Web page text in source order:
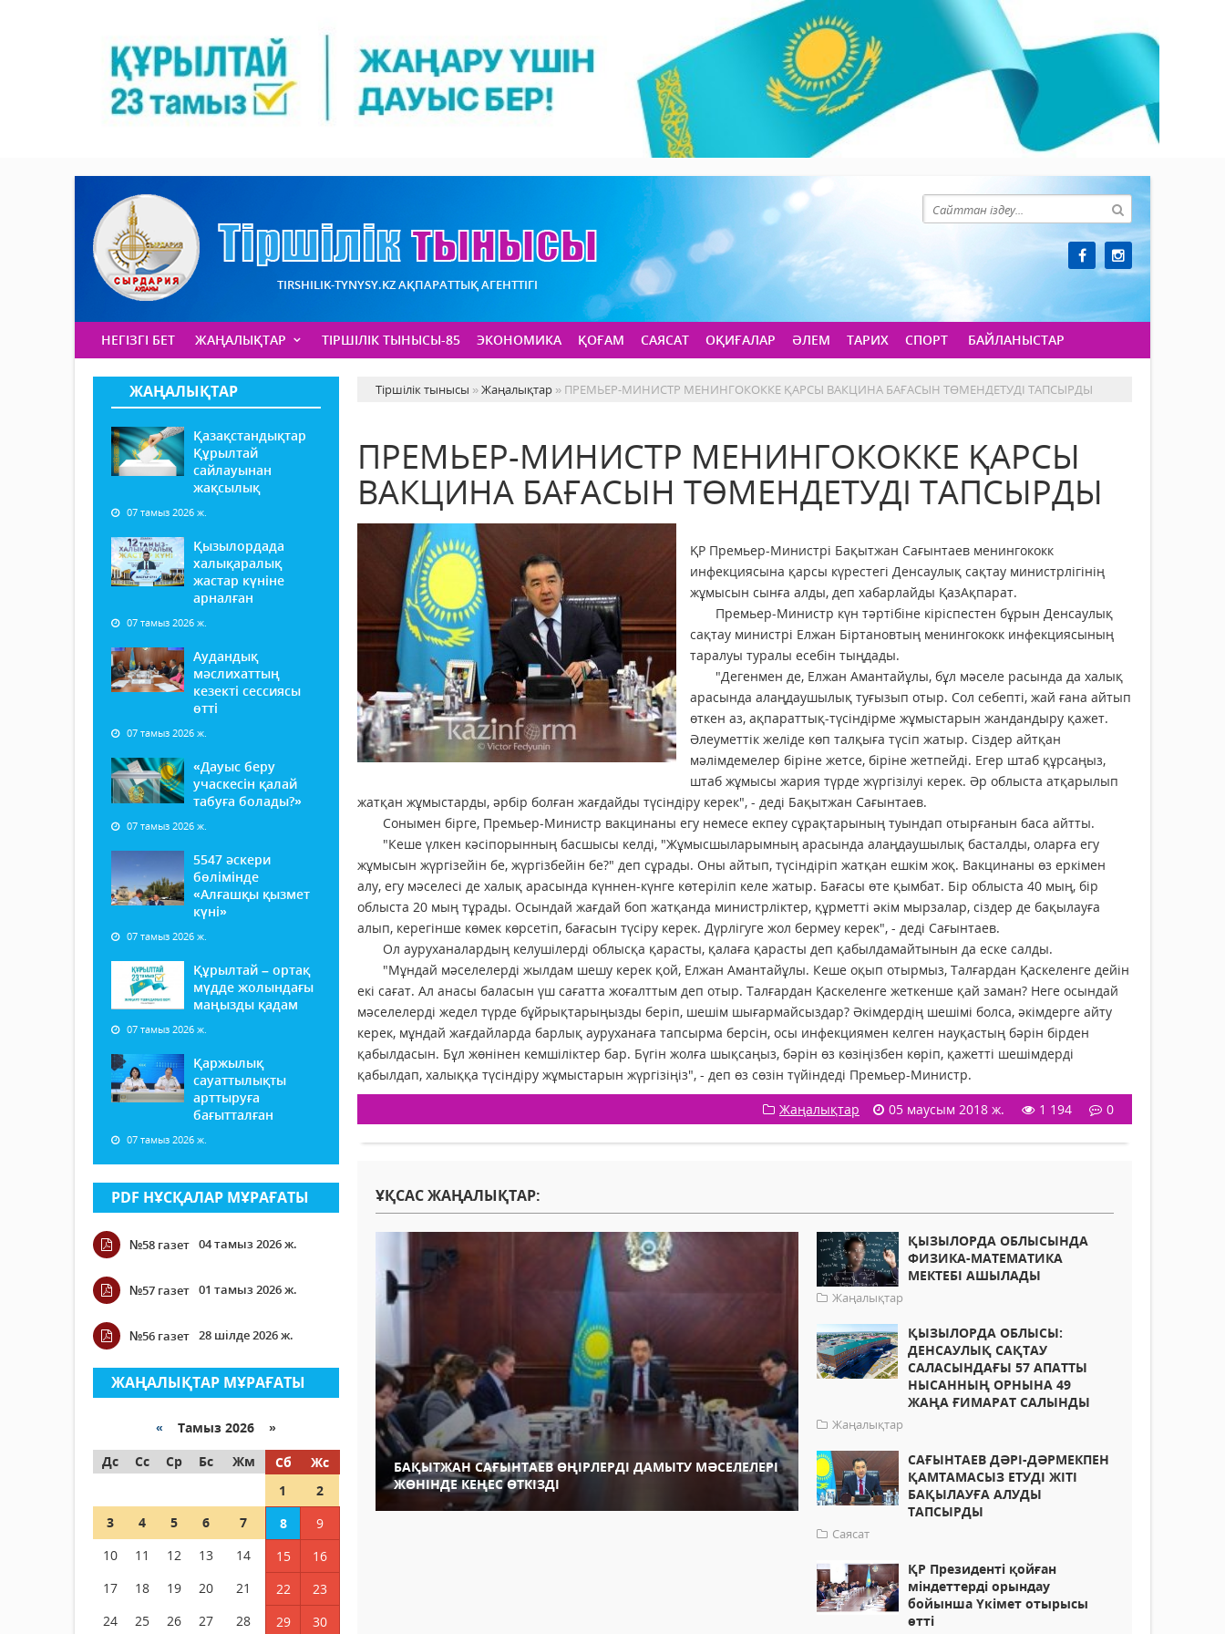
TIRSHILIK-TYNYSY.KZ АҚПАРАТТЫҚ АГЕНТТІГІ
НЕГІЗГІ БЕТ ЖАҢАЛЫҚТАР ТІРШІЛІК ТЫНЫСЫ-85 ЭКОНОМИКА ҚОҒАМ САЯСАТ ОҚИҒАЛАР ӘЛЕМ ТАРИХ СПОРТ БАЙЛАНЫСТАР
ЖАҢАЛЫҚТАР
Қазақстандықтар
Құрылтай
сайлауынан
жақсылық
07 тамыз 2026 ж.
Қызылордада
халықаралық
жастар күніне
арналған
07 тамыз 2026 ж.
Аудандық
мәслихаттың
кезекті сессиясы
өтті
07 тамыз 2026 ж.
«Дауыс беру
учаскесін қалай
табуға болады?»
07 тамыз 2026 ж.
5547 әскери
бөлімінде
«Алғашқы қызмет
күні»
07 тамыз 2026 ж.
Құрылтай – ортақ
мүдде жолындағы
маңызды қадам
07 тамыз 2026 ж.
Қаржылық
сауаттылықты
арттыруға
бағытталған
07 тамыз 2026 ж.
PDF НҰСҚАЛАР МҰРАҒАТЫ
№58 газет 04 тамыз 2026 ж.
№57 газет 01 тамыз 2026 ж.
№56 газет 28 шілде 2026 ж.
ЖАҢАЛЫҚТАР МҰРАҒАТЫ
« Тамыз 2026 »
Дс
Сс Ср Бс Жм Сб
Жс
1
2
3
4 5 6 7 8
9
10
11 12 13 14 15
16
17
18 19 20 21 22
23
24
25 26 27 28 29 30
Тіршілік тынысы »Жаңалықтар » ПРЕМЬЕР-МИНИСТР МЕНИНГОКОККЕ ҚАРСЫ ВАКЦИНА БАҒАСЫН ТӨМЕНДЕТУДІ ТАПСЫРДЫ
ПРЕМЬЕР-МИНИСТР МЕНИНГОКОККЕ ҚАРСЫ
ВАКЦИНА БАҒАСЫН ТӨМЕНДЕТУДІ ТАПСЫРДЫ
ҚР Премьер-Министрі Бақытжан Сағынтаев менингококк
инфекциясына қарсы күрестегі Денсаулық сақтау министрлігінің
жұмысын сынға алды, деп хабарлайды ҚазАқпарат.
Премьер-Министр күн тәртібіне кіріспестен бұрын Денсаулық
сақтау министрі Елжан Біртановтың менингококк инфекциясының
таралуы туралы есебін тыңдады.
"Дегенмен де, Елжан Амантайұлы, бұл мәселе расында да халық
арасында алаңдаушылық туғызып отыр. Сол себепті, жай ғана айтып
өткен аз, ақпараттық-түсіндірме жұмыстарын жандандыру қажет.
Әлеуметтік желіде көп талқыға түсіп жатыр. Сіздер айтқан
мәлімдемелер біріне жетсе, біріне жетпейді. Егер штаб құрсаңыз,
штаб жұмысы жария түрде жүргізілуі керек. Әр облыста атқарылып
жатқан жұмыстарды, әрбір болған жағдайды түсіндіру керек", - деді Бақытжан Сағынтаев.
Сонымен бірге, Премьер-Министр вакцинаны егу немесе екпеу сұрақтарының туындап отырғанын баса айтты.
"Кеше үлкен кәсіпорынның басшысы келді, "Жұмысшыларымның арасында алаңдаушылық басталды, оларға егу
жұмысын жүргізейін бе, жүргізбейін бе?" деп сұрады. Оны айтып, түсіндіріп жатқан ешкім жоқ. Вакцинаны өз еркімен
алу, егу мәселесі де халық арасында күннен-күнге көтеріліп келе жатыр. Бағасы өте қымбат. Бір облыста 40 мың, бір
облыста 20 мың тұрады. Осындай жағдай боп жатқанда министрліктер, құрметті әкім мырзалар, сіздер де бақылауға
алып, керегінше көмек көрсетіп, бағасын түсіру керек. Дүрлігуге жол бермеу керек", - деді Сағынтаев.
Ол ауруханалардың келушілерді облысқа қарасты, қалаға қарасты деп қабылдамайтынын да еске салды.
"Мұндай мәселелерді жылдам шешу керек қой, Елжан Амантайұлы. Кеше оқып отырмыз, Талғардан Қаскеленге дейін
екі сағат. Ал анасы баласын үш сағатта жоғалттым деп отыр. Талғардан Қаскеленге жеткенше қай заман? Неге осындай
мәселелерді жедел түрде бұйрықтарыңызды беріп, шешім шығармайсыздар? Әкімдердің шешімі болса, әкімдерге айту
керек, мұндай жағдайларда барлық ауруханаға тапсырма берсін, осы инфекциямен келген науқастың бәрін бірден
қабылдасын. Бұл жөнінен кемшіліктер бар. Бүгін жолға шықсаңыз, бәрін өз көзіңізбен көріп, қажетті шешімдерді
қабылдап, халыққа түсіндіру жұмыстарын жүргізіңіз", - деп өз сөзін түйіндеді Премьер-Министр.
Жаңалықтар
05 маусым 2018 ж. 1 194 0
ҰҚСАС ЖАҢАЛЫҚТАР:
БАҚЫТЖАН САҒЫНТАЕВ ӨҢІРЛЕРДІ ДАМЫТУ МӘСЕЛЕЛЕРІ
ЖӨНІНДЕ КЕҢЕС ӨТКІЗДІ
ҚЫЗЫЛОРДА ОБЛЫСЫНДА
ФИЗИКА-МАТЕМАТИКА
МЕКТЕБІ АШЫЛАДЫ
Жаңалықтар
ҚЫЗЫЛОРДА ОБЛЫСЫ:
ДЕНСАУЛЫҚ САҚТАУ
САЛАСЫНДАҒЫ 57 АПАТТЫ
НЫСАННЫҢ ОРНЫНА 49
ЖАҢА ҒИМАРАТ САЛЫНДЫ
Жаңалықтар
САҒЫНТАЕВ ДӘРІ-ДӘРМЕКПЕН
ҚАМТАМАСЫЗ ЕТУДІ ЖІТІ
БАҚЫЛАУҒА АЛУДЫ
ТАПСЫРДЫ
Саясат
ҚР Президенті қойған
міндеттерді орындау
бойынша Үкімет отырысы
өтті